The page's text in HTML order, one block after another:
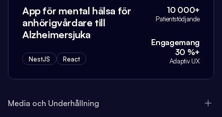
App för mental hälsa för
anhörigvårdare till
Alzheimersjuka
NestJS React
10 000+
Patientstödjande
Engagemang
30 %+
Adaptiv UX
Media och Underhållning